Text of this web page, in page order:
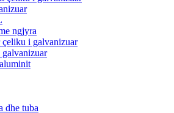
ngjyra
çeliku i galvanizuar
dhe tuba